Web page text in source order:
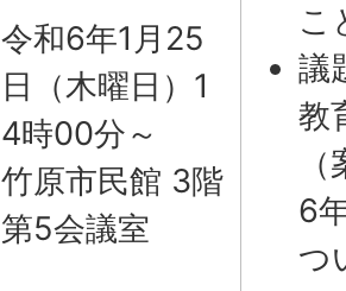
令和6年1月25
日（木曜日）1
4時00分～
竹原市民館 3階
第5会議室
こ
議
教
6
つ